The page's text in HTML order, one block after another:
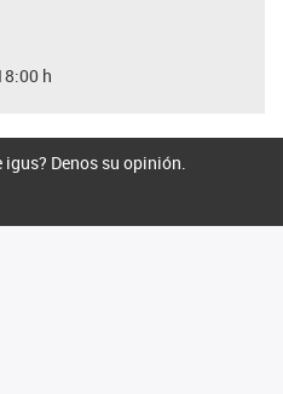
h
igus? Denos su opinión.